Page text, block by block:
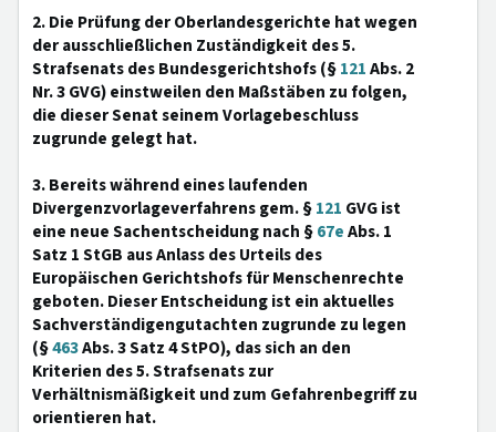
2. Die Prüfung der Oberlandesgerichte hat wegen
der ausschließlichen Zuständigkeit des 5.
Strafsenats des Bundesgerichtshofs (§121Abs. 2
Nr. 3 GVG) einstweilen den Maßstäben zu folgen,
die dieser Senat seinem Vorlagebeschluss
zugrunde gelegt hat.
3. Bereits während eines laufenden
Divergenzvorlageverfahrens gem. §121 GVG ist
eine neue Sachentscheidung nach §67eAbs. 1
Satz 1 StGB aus Anlass des Urteils des
Europäischen Gerichtshofs für Menschenrechte
geboten. Dieser Entscheidung ist ein aktuelles
Sachverständigengutachten zugrunde zu legen
(§463Abs. 3 Satz 4 StPO), das sich an den
Kriterien des 5. Strafsenats zur
Verhältnismäßigkeit und zum Gefahrenbegriff zu
orientieren hat.